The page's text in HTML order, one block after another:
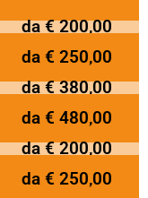
da € 200,00
da € 250,00
da € 380,00
da € 480,00
da € 200,00
da € 250,00